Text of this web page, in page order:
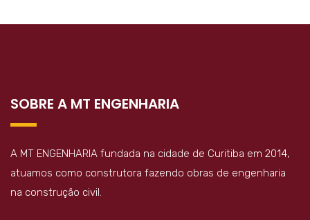
SOBRE A MT ENGENHARIA
A MT ENGENHARIA fundada na cidade de Curitiba em 2014,
atuamos como construtora fazendo obras de engenharia
na construção civil.